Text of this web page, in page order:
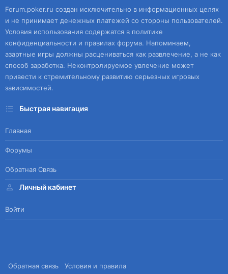
Forum.poker.ru создан исключительно в информационных целях
и не принимает денежных платежей со стороны пользователей.
Условия использования содержатся в политике
конфиденциальности и правилах форума. Напоминаем,
азартные игры должны расцениваться как развлечение, а не как
способ заработка. Неконтролируемое увлечение может
привести к стремительному развитию серьезных игровых
зависимостей.
Быстрая навигация
Главная
Форумы
Обратная Связь
Личный кабинет
Войти
Обратная связь Условия и правила